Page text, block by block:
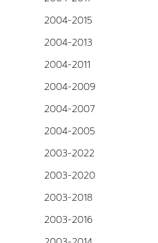
2004-2015
2004-2013
2004-2011
2004-2009
2004-2007
2004-2005
2003-2022
2003-2020
2003-2018
2003-2016